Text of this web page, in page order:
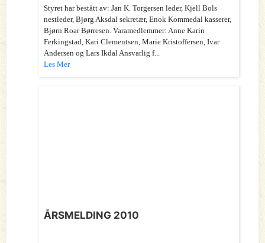
Styret har bestått av: Jan K. Torgersen leder, Kjell Bols
nestleder, Bjørg Aksdal sekretær, Enok Kommedal kasserer,
Bjørn Roar Børresen. Varamedlemmer: Anne Karin
Ferkingstad, Kari Clementsen, Marie Kristoffersen, Ivar
Andersen og Lars Ikdal Ansvarlig f...
Les Mer
ÅRSMELDING 2010